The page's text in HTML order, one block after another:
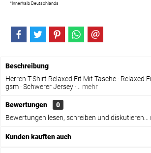
*Innerhalb Deutschlands
Beschreibung
Herren T-Shirt Relaxed Fit Mit Tasche · Relaxed
gsm · Schwerer Jersey ·...
mehr
Bewertungen
0
Bewertungen lesen, schreiben und diskutieren...
Kunden kauften auch